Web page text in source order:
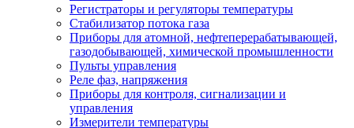
Регистраторы и регуляторы температуры
Стабилизатор потока газа
Приборы для атомной, нефтеперерабатывающей,
газодобывающей, химической промышленности
Пульты управления
Реле фаз, напряжения
Приборы для контроля, сигнализации и
управления
Измерители температуры